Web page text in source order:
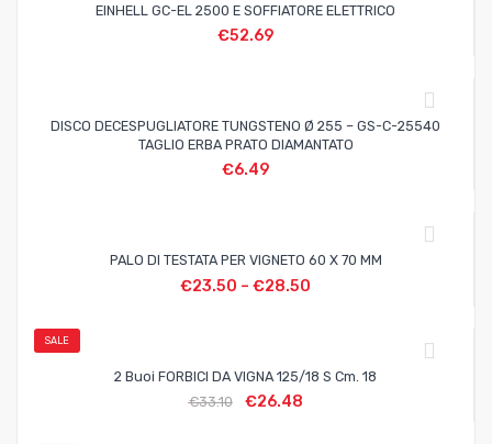
EINHELL GC-EL 2500 E SOFFIATORE ELETTRICO
€52.69
DISCO DECESPUGLIATORE TUNGSTENO Ø 255 – GS-C-25540
TAGLIO ERBA PRATO DIAMANTATO
€6.49
PALO DI TESTATA PER VIGNETO 60 X 70 MM
€23.50 – €28.50
SALE
2 Buoi FORBICI DA VIGNA 125/18 S Cm. 18
€33.10 €26.48